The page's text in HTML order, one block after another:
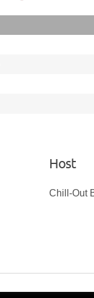
Host
Chill-Out